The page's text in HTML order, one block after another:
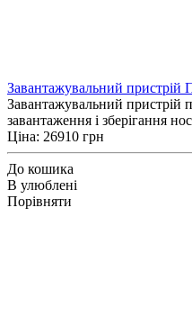
Завантажувальний пристрій
Завантажувальний пристрій
завантаження і зберігання
Ціна: 26910 грн
До кошика
В улюблені
Порівняти